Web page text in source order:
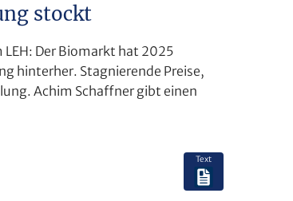
stockt
Der Biomarkt hat 2025
hinterher. Stagnierende Preise,
Achim Schaffner gibt einen
Text